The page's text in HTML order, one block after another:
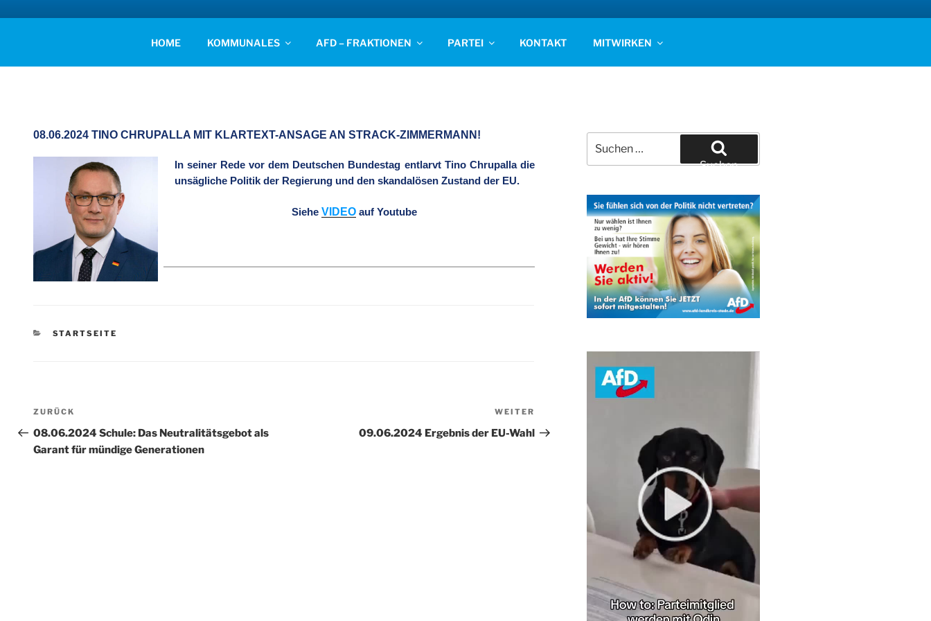
AFD KREISVERBAND STADE
Unsere Politik für Deutschland!
HOME KOMMUNALES AFD – FRAKTIONEN PARTEI KONTAKT MITWIRKEN
08.06.2024 TINO CHRUPALLA MIT KLARTEXT-ANSAGE AN STRACK-ZIMMERMANN!
In seiner Rede vor dem Deutschen Bundestag entlarvt Tino Chrupalla die
unsägliche Politik der Regierung und den skandalösen Zustand der EU.
SieheVIDEO auf Youtube
KATEGORIEN
STARTSEITE
Beitragsnavigation
Vorheriger
Beitrag
ZURÜCK
08.06.2024 Schule: Das Neutralitätsgebot als
Garant für mündige Generationen
Beitrag
WEITER
09.06.2024 Ergebnis der EU-Wahl
nach:
Suchen